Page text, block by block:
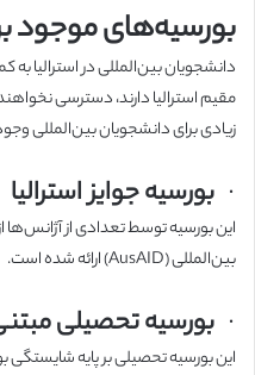
بورسیه‌های موجود
دانشجویان بین‌المللی در استرالیا
مقیم استرالیا دارند، دسترسی
زیادی برای دانشجویان بین‌المللی وجود
· بورسیه جوایز استرالیا
این بورسیه توسط تعدادی از آژانس‌ها
بین‌المللی (AusAID) ارائه شده است.
· بورسیه تحصیلی
این بورسیه تحصیلی بر پایه